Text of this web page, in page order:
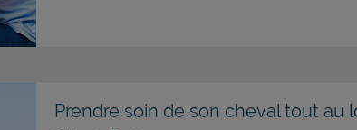
Prendre soin de son cheval tout au